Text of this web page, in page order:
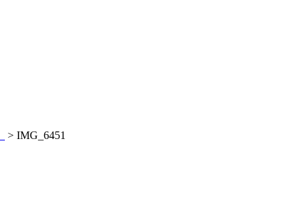
> IMG_6451